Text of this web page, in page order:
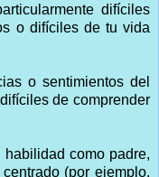
difíciles
o difíciles de tu vida
o sentimientos del
de comprender
como padre,
(por ejemplo,